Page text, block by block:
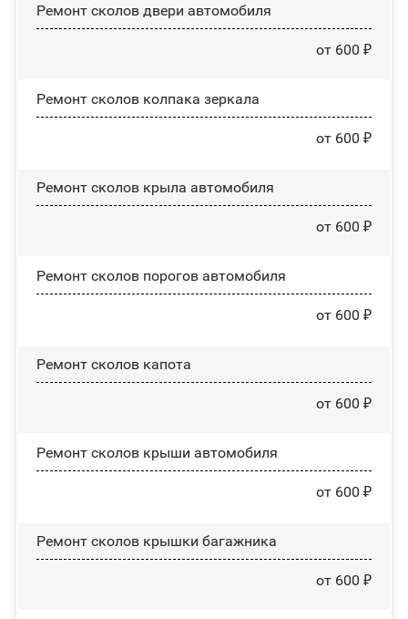
Ремонт сколов двери автомобиля
от 600 ₽
Ремонт сколов колпака зеркала
от 600 ₽
Ремонт сколов крыла автомобиля
от 600 ₽
Ремонт сколов порогов автомобиля
от 600 ₽
Ремонт сколов капота
от 600 ₽
Ремонт сколов крыши автомобиля
от 600 ₽
Ремонт сколов крышки багажника
от 600 ₽